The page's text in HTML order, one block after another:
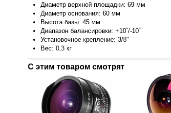
Диаметр верхней площадки: 69 мм
Диаметр основания: 60 мм
Высота базы: 45 мм
Диапазон балансировки: +10˚/-10˚
Установочное крепление: 3/8"
Вес: 0,3 кг
С этим товаром смотрят